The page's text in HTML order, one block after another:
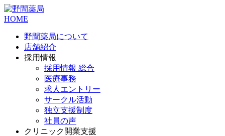
HOME
野間薬局について
店舗紹介
採用情報
採用情報 総合
医療事務
求人エントリー
サークル活動
独立支援制度
社員の声
クリニック開業支援